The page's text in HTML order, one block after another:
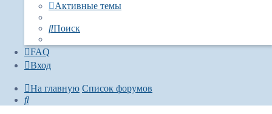
Активные темы
Поиск
FAQ
Вход
На главную Список форумов
Поиск